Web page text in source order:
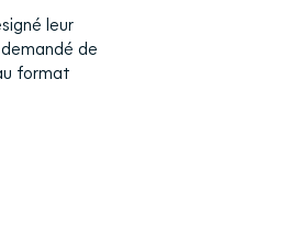
leur
de
format